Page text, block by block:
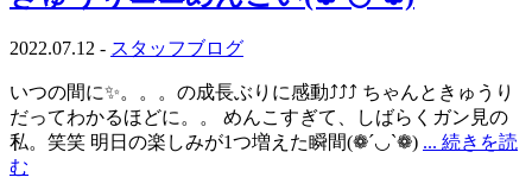
2022.07.12 - スタッフブログ
いつの間に✨。。。の成長ぶりに感動⤴⤴⤴ ちゃんときゅうり
だってわかるほどに。。 めんこすぎて、しばらくガン見の
私。笑笑 明日の楽しみが1つ増えた瞬間(❁´◡`❁) ... 続きを読
む